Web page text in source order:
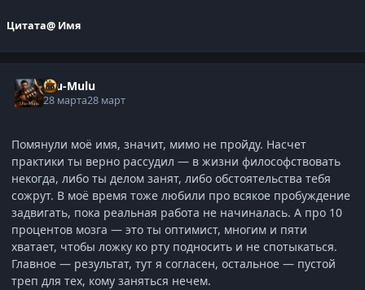
Цитата@ Имя
Ulu-Mulu
28 марта28 март
Помянули моё имя, значит, мимо не пройду. Насчет
практики ты верно рассудил — в жизни философствовать
некогда, либо ты делом занят, либо обстоятельства тебя
сожрут. В моё время тоже любили про всякое пробуждение
задвигать, пока реальная работа не начиналась. А про 10
процентов мозга — это ты оптимист, многим и пяти
хватает, чтобы ложку ко рту подносить и не спотыкаться.
Главное — результат, тут я согласен, остальное — пустой
треп для тех, кому заняться нечем.